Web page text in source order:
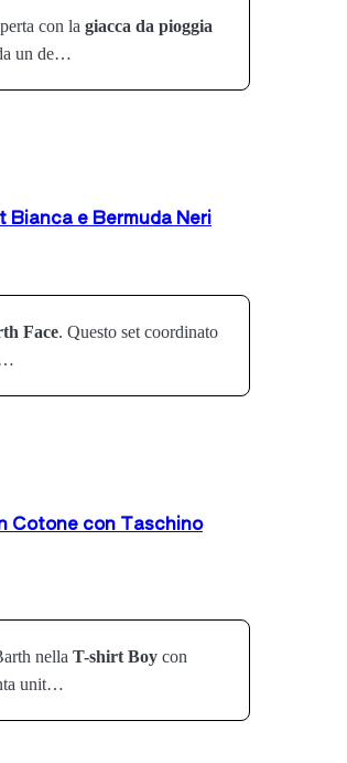
con la giacca da pioggia
un de…
e Bermuda Neri
Face. Questo set coordinato
Cotone con Taschino
nella T-shirt Boy con
unit…